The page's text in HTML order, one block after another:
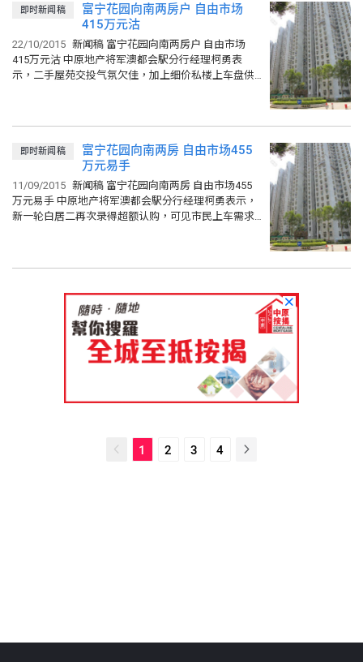
即时新闻稿
富宁花园向南两房户 自由市场
415万元沽
22/10/2015 新闻稿 富宁花园向南两房户 自由市场
415万元沽 中原地产将军澳都会駅分行经理柯勇表
示，二手屋苑交投气氛欠佳，加上细价私楼上车盘供
即时新闻稿
富宁花园向南两房 自由市场455
万元易手
11/09/2015 新闻稿 富宁花园向南两房 自由市场455
万元易手 中原地产将军澳都会駅分行经理柯勇表示，
新一轮白居二再次录得超额认购，可见市民上车需求
1 2 3 4